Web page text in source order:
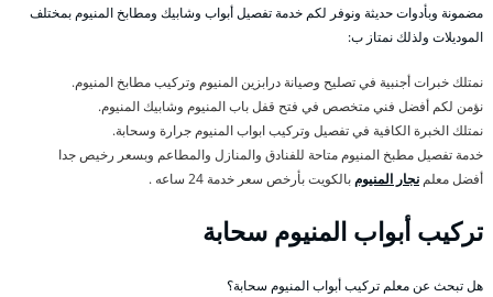
مضمونة وبأدوات حديثة ونوفر لكم خدمة تفصيل أبواب وشابيك ومطابخ المنيوم بمختلف
الموديلات ولذلك نمتاز ب:
نمتلك خبرات أجنبية في تصليح وصيانة درابزين المنيوم وتركيب مطابخ المنيوم.
نؤمن لكم أفضل فني متخصص في فتح قفل باب المنيوم وشابيك المنيوم.
نمتلك الخبرة الكافية في تفصيل وتركيب ابواب المنيوم جرارة وسحابة.
خدمة تفصيل مطبخ المنيوم متاحة للفنادق والمنازل والمطاعم وبسعر رخيص جدا
أفضل معلمنجار المنيومبالكويت بأرخص سعر خدمة 24 ساعه .
تركيب أبواب المنيوم سحابة
هل تبحث عن معلم تركيب أبواب المنيوم سحابة؟